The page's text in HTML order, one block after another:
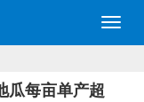
切
换
瓜每亩单产超